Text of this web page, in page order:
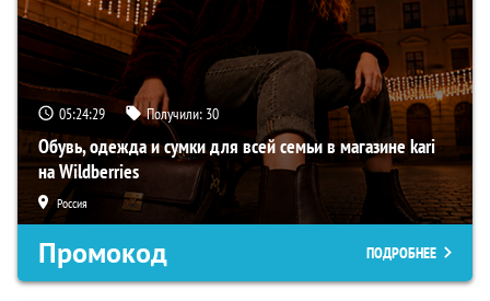
05:24:28 Получили: 30
Обувь, одежда и сумки для всей семьи в магазине kari
на Wildberries
Россия
Промокод ПОДРОБНЕЕ